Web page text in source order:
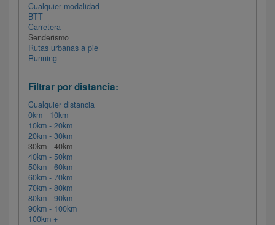
Cualquier modalidad
BTT
Carretera
Senderismo
Rutas urbanas a pie
Running
Filtrar por distancia:
Cualquier distancia
0km - 10km
10km - 20km
20km - 30km
30km - 40km
40km - 50km
50km - 60km
60km - 70km
70km - 80km
80km - 90km
90km - 100km
100km +